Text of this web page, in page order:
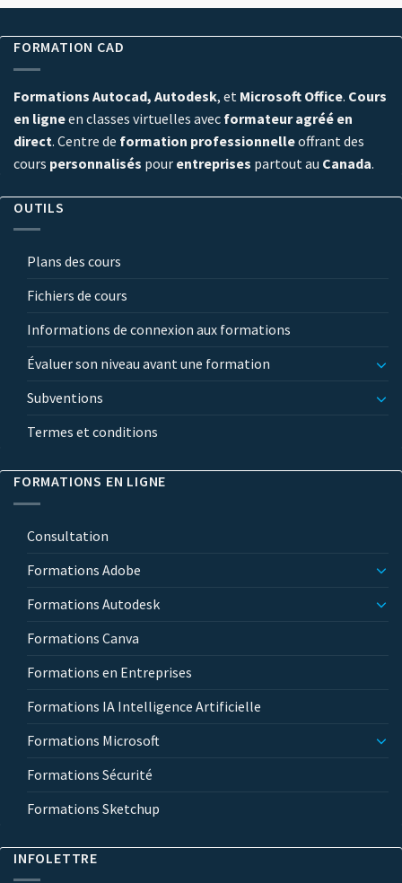
FORMATION CAD
Formations Autocad, Autodesk, et Microsoft Office. Cours
en ligneen classes virtuelles avec formateur agréé en
direct. Centre de formation professionnelleoffrant des
cours personnalisés pour entreprises partout au Canada.
OUTILS
Plans des cours
Fichiers de cours
Informations de connexion aux formations
Évaluer son niveau avant une formation
Subventions
Termes et conditions
FORMATIONS EN LIGNE
Consultation
Formations Adobe
Formations Autodesk
Formations Canva
Formations en Entreprises
Formations IA Intelligence Artificielle
Formations Microsoft
Formations Sécurité
Formations Sketchup
INFOLETTRE